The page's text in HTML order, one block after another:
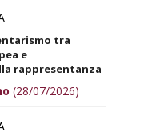
tra
e
rappresentanza
(28/07/2026)